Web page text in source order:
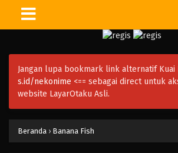
Jangan lupa bookmark link alternatif Kuai
s.id/nekonime <== sebagai direct untuk
website LayarOtaku Asli.
Beranda › Banana Fish